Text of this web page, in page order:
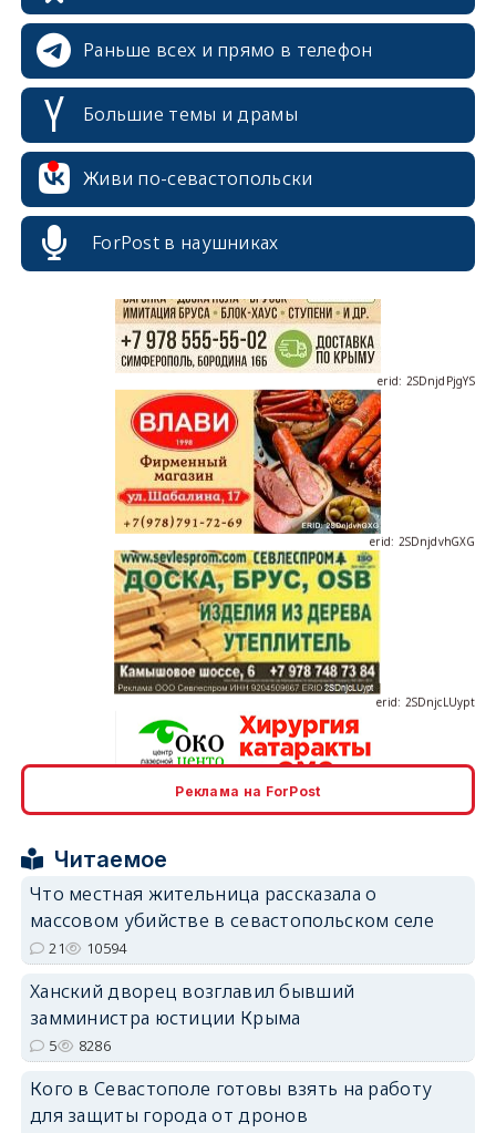
Раньше всех и прямо в телефон
Большие темы и драмы
Живи по-севастопольски
ForPost в наушниках
erid: 2SDnjcrDNw6
erid: 2SDnjdPjgYS
erid: 2SDnjdvhGXG
erid: 2SDnjdPjgYS
Реклама на ForPost
Читаемое
Что местная жительница рассказала о
массовом убийстве в севастопольском селе
21 10594
Ханский дворец возглавил бывший
замминистра юстиции Крыма
5 8286
Кого в Севастополе готовы взять на работу
для защиты города от дронов